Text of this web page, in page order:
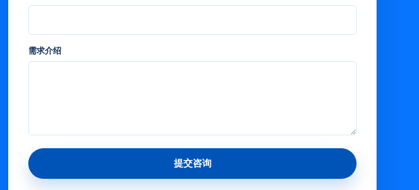
需求介绍
提交咨询